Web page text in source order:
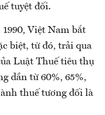
tuyệt đối.
Việt Nam bắt
biệt, từ đó, trải qua
Luật Thuế tiêu thụ
dần từ 60%, 65%,
thuế tương đối là